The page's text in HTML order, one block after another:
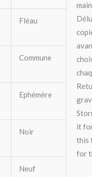
Fléau
Commune
Ephémère
Noir
Neuf
it
this
for